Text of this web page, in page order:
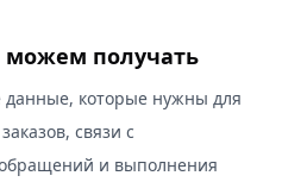
получать
данные, которые нужны для
связи с
и выполнения